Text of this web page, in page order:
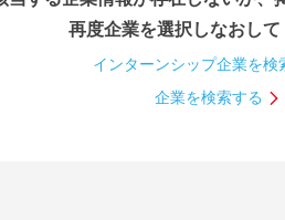
再度企業を選択しなおして
インターンシップ企業を検
企業を検索する